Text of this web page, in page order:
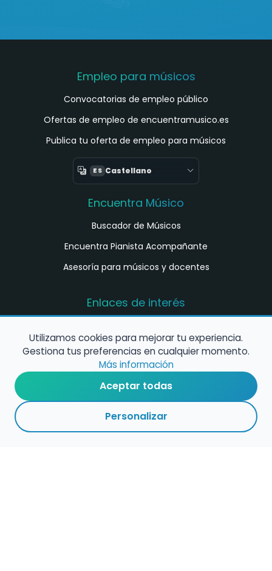
Empleo para músicos
Convocatorias de empleo público
Ofertas de empleo de encuentramusico.es
Publica tu oferta de empleo para músicos
ES Castellano
Encuentra Músico
Buscador de Músicos
Encuentra Pianista Acompañante
Asesoría para músicos y docentes
Enlaces de interés
música en España
Configura alertas de empleo
Contacta con nosotros
Utilizamos cookies para mejorar tu experiencia.
Gestiona tus preferencias en cualquier momento.
Más información
Aceptar todas
Personalizar